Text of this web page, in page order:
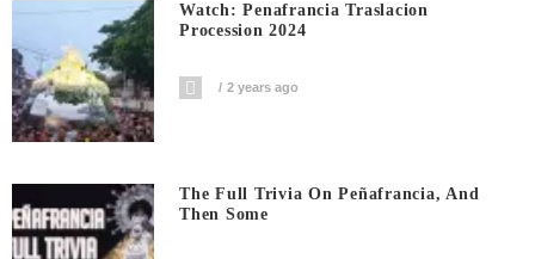
Watch: Penafrancia Traslacion
Procession 2024
2 years ago
The Full Trivia On Peñafrancia, And
Then Some